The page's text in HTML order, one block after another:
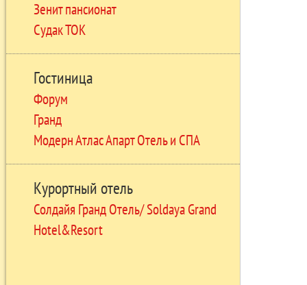
Зенит пансионат
Судак ТОК
Гостиница
Форум
Гранд
Модерн Атлас Апарт Отель и СПА
Курортный отель
Солдайя Гранд Отель/ Soldaya Grand
Hotel&Resort